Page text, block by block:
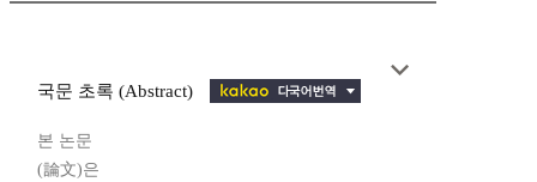
국문 초록 (Abstract)
본 논문
(論文)은